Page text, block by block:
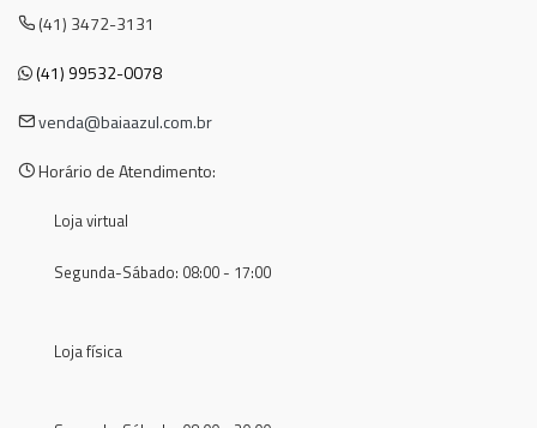
(41) 3472-3131
(41) 99532-0078
venda@baiaazul.com.br
Horário de Atendimento:
Loja virtual
Segunda-Sábado: 08:00 - 17:00
Loja física